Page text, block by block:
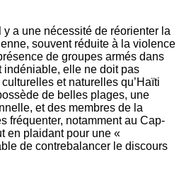
a une nécessité de réorienter la
souvent réduite à la violence
de groupes armés dans
indéniable, elle ne doit pas
et naturelles qu’Haïti
de belles plages, une
et des membres de la
fréquenter, notamment au Cap-
en plaidant pour une «
de contrebalancer le discours